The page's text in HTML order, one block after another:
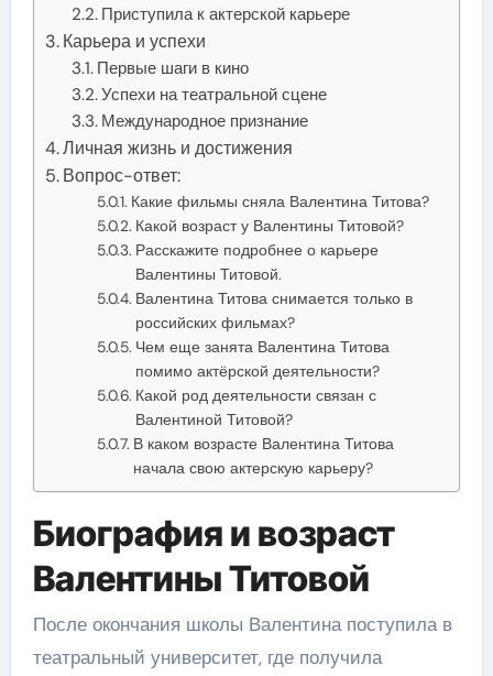
Приступила к актерской карьере
Карьера и успехи
Первые шаги в кино
Успехи на театральной сцене
Международное признание
Личная жизнь и достижения
Вопрос-ответ:
Какие фильмы сняла Валентина Титова?
Какой возраст у Валентины Титовой?
Расскажите подробнее о карьере
Валентины Титовой.
Валентина Титова снимается только в
российских фильмах?
Чем еще занята Валентина Титова
помимо актёрской деятельности?
Какой род деятельности связан с
Валентиной Титовой?
В каком возрасте Валентина Титова
начала свою актерскую карьеру?
Биография и возраст
Валентины Титовой
После окончания школы Валентина поступила в
театральный университет, где получила